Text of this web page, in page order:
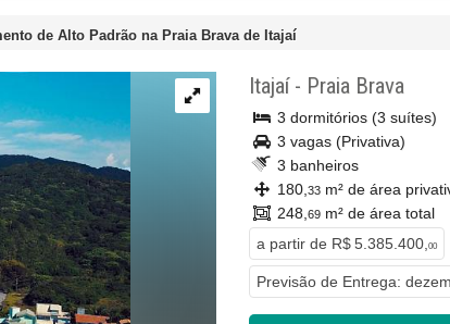
de Alto Padrão na Praia Brava de Itajaí
Itajaí- Praia Brava
3 dormitórios (3 suítes)
3 vagas (Privativa)
3 banheiros
180, 33 m² de área
248, 69 m² de área total
a partir de R$ 5.385.400, 00
Previsão de Entrega: